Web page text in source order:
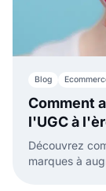
Blog
Comment
l'UGC à
Découvrez
marques à